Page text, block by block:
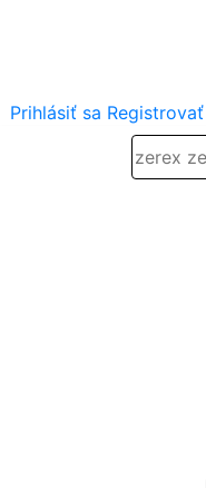
Prihlásiť sa Registrovať